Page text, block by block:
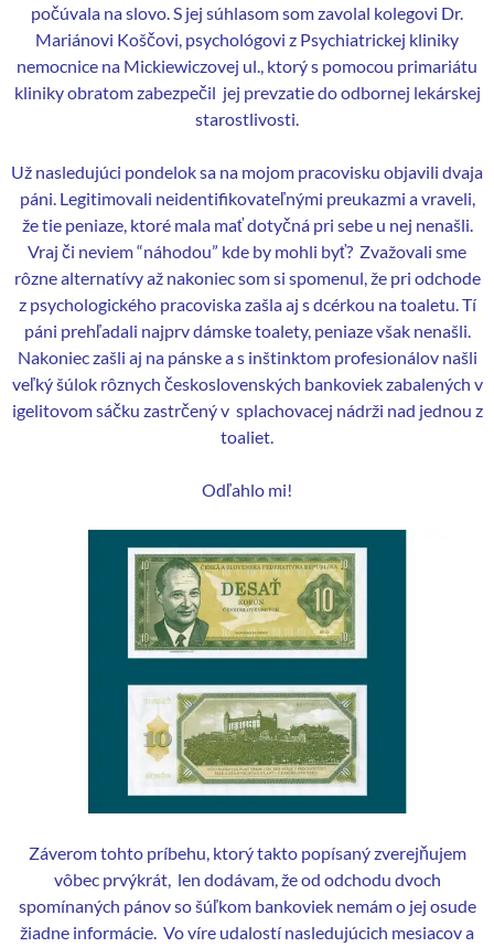
počúvala na slovo. S jej súhlasom som zavolal kolegovi Dr.
Mariánovi Koščovi, psychológovi z Psychiatrickej kliniky
nemocnice na Mickiewiczovej ul., ktorý s pomocou primariátu
kliniky obratom zabezpečil jej prevzatie do odbornej lekárskej
starostlivosti.
Už nasledujúci pondelok sa na mojom pracovisku objavili dvaja
páni. Legitimovali neidentifikovateľnými preukazmi a vraveli,
že tie peniaze, ktoré mala mať dotyčná pri sebe u nej nenašli.
Vraj či neviem “náhodou” kde by mohli byť? Zvažovali sme
rôzne alternatívy až nakoniec som si spomenul, že pri odchode
z psychologického pracoviska zašla aj s dcérkou na toaletu. Tí
páni prehľadali najprv dámske toalety, peniaze však nenašli.
Nakoniec zašli aj na pánske a s inštinktom profesionálov našli
veľký šúlok rôznych československých bankoviek zabalených v
igelitovom sáčku zastrčený v splachovacej nádrži nad jednou z
toaliet.
Odľahlo mi!
Záverom tohto príbehu, ktorý takto popísaný zverejňujem
vôbec prvýkrát, len dodávam, že od odchodu dvoch
spomínaných pánov so šúľkom bankoviek nemám o jej osude
žiadne informácie. Vo víre udalostí nasledujúcich mesiacov a